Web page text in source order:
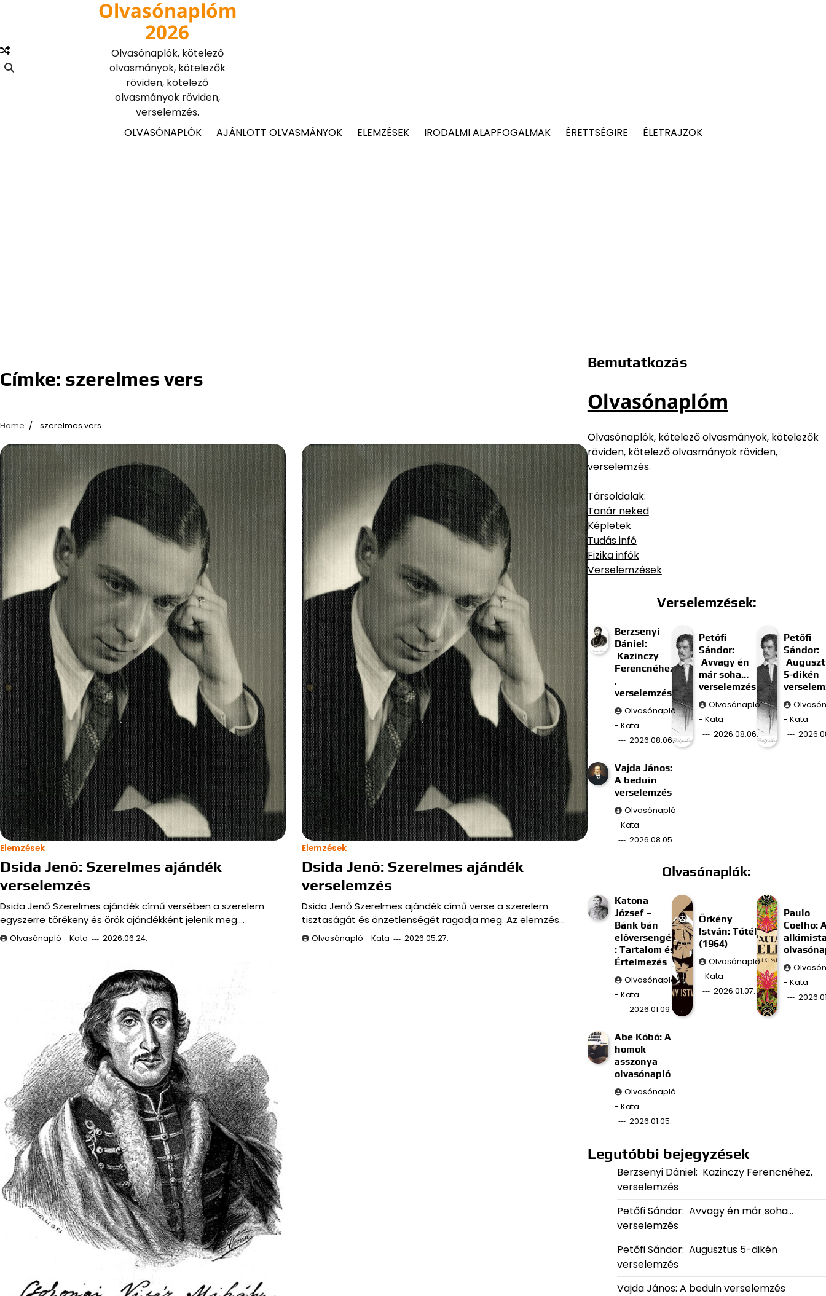
Olvasónaplóm
2026
Olvasónaplók, kötelező
olvasmányok, kötelezők
röviden, kötelező
olvasmányok röviden,
verselemzés.
OLVASÓNAPLÓK
AJÁNLOTT OLVASMÁNYOK ELEMZÉSEK IRODALMI ALAPFOGALMAK ÉRETTSÉGIRE ÉLETRAJZOK
Címke: szerelmes vers
Home szerelmes vers
Elemzések
Dsida Jenő: Szerelmes ajándék
verselemzés
Dsida Jenő Szerelmes ajándék című versében a szerelem
egyszerre törékeny és örök ajándékként jelenik meg.…
Olvasónapló - Kata 2026.06.24.
Elemzések
Dsida Jenő: Szerelmes ajándék
verselemzés
Dsida Jenő Szerelmes ajándék című verse a szerelem
tisztaságát és önzetlenségét ragadja meg. Az elemzés…
Olvasónapló - Kata 2026.05.27.
Bemutatkozás
Olvasónaplóm
Olvasónaplók, kötelező olvasmányok, kötelezők
röviden, kötelező olvasmányok röviden,
verselemzés.
Társoldalak:
Tanár neked
Képletek
Tudás infó
Fizika infók
Verselemzések
Verselemzések:
Berzsenyi
Dániel:
Kazinczy
Ferencnéhez
,
verselemzés
Olvasónapló
- Kata
2026.08.06.
Petőfi
Sándor:
Avvagy én
már soha…
verselemzés
Olvasónapló
- Kata
2026.08.06.
Petőfi
Sándor:
5-dikén
- Kata
Vajda János:
A beduin
verselemzés
Olvasónapló
- Kata
2026.08.05.
Olvasónaplók:
Katona
József –
Bánk bán
előversengés
: Tartalom és
Értelmezés
Olvasónapló
- Kata
2026.01.09.
Örkény
István: Tóték
(1964)
Olvasónapló
- Kata
2026.01.07.
Paulo
Coelho:
- Kata
Abe Kóbó: A
homok
asszonya
olvasónapló
Olvasónapló
- Kata
2026.01.05.
Legutóbbi bejegyzések
Berzsenyi Dániel: Kazinczy Ferencnéhez,
verselemzés
Petőfi Sándor: Avvagy én már soha…
verselemzés
Petőfi Sándor: Augusztus 5-dikén
verselemzés
Vajda János: A beduin verselemzés